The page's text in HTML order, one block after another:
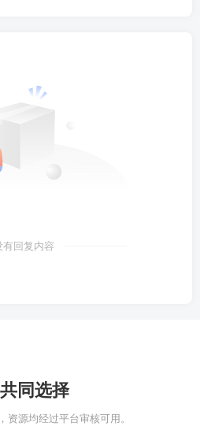
有回复内容
同选择
源均经过平台审核可用。